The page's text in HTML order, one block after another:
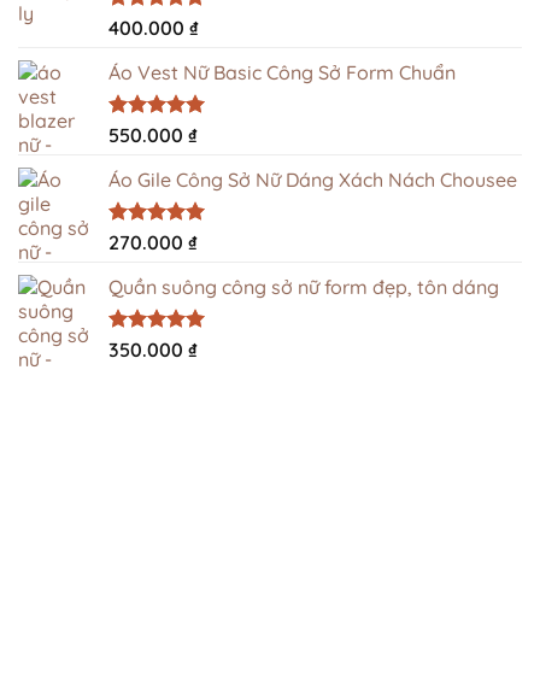
Được xếp
5 sao
400.000 ₫
Áo Vest Nữ Basic Công Sở Form Chuẩn
Được xếp
5 sao
550.000 ₫
Áo Gile Công Sở Nữ Dáng Xách Nách Chousee
Được xếp
5 sao
270.000 ₫
Quần suông công sở nữ form đẹp, tôn dáng
Được xếp
350.000 ₫